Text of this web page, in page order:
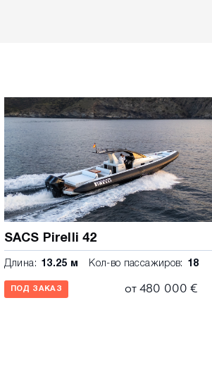
коммунальными услугами
аккумулятора Кронштейн с
из нержавеющей стали Кресло с
Дополнительное сиденье с видом на
СТАНДАРТНЫЕ ЦВЕТА Белый
ORCA 866 Artic с черным Pirelli
SACS Pirelli 42
Длина: 13.25 м Кол-во пассажиров: 18
ПОД ЗАКАЗ от 480 000 €